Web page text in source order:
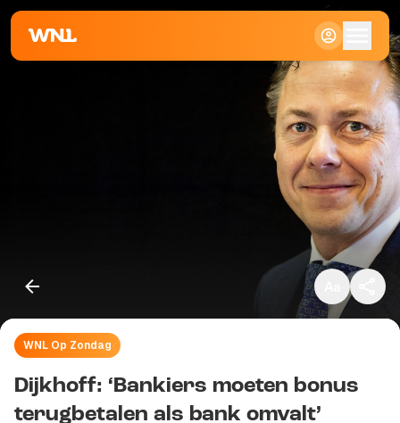
Klein
Standaard
Groot
WNL Op Zondag
Dijkhoff: ‘Bankiers moeten bonus
terugbetalen als bank omvalt’